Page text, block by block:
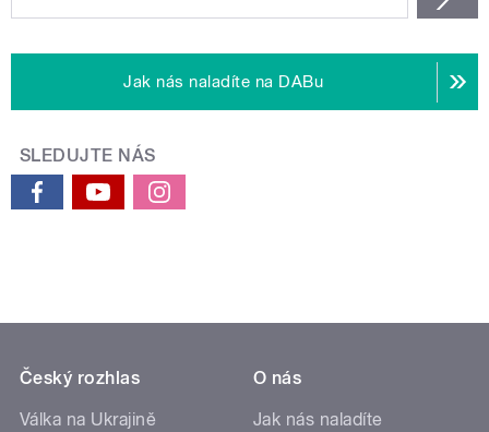
Jak nás naladíte na DABu
SLEDUJTE NÁS
Český rozhlas
Válka na Ukrajině
O nás
Jak nás naladíte